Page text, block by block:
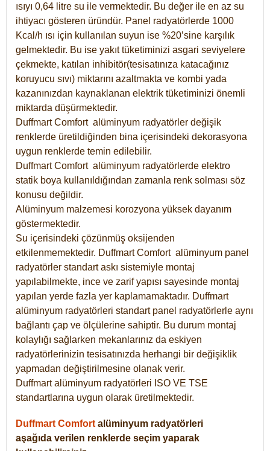
ısıyı 0,64 litre su ile vermektedir. Bu değer ile en az su
ihtiyacı gösteren üründür. Panel radyatörlerde 1000
Kcal/h ısı için kullanılan suyun ise %20’sine karşılık
gelmektedir. Bu ise yakıt tüketiminizi asgari seviyelere
çekmekte, katılan inhibitör(tesisatınıza katacağınız
koruyucu sıvı) miktarını azaltmakta ve kombi yada
kazanınızdan kaynaklanan elektrik tüketiminizi önemli
miktarda düşürmektedir.
Duffmart Comfort alüminyum radyatörler değişik
renklerde üretildiğinden bina içerisindeki dekorasyona
uygun renklerde temin edilebilir.
DuffmartComfort alüminyum radyatörlerde elektro
statik boya kullanıldığından zamanla renk solması söz
konusu değildir.
Alüminyum malzemesi korozyona yüksek dayanım
göstermektedir.
Su içerisindeki çözünmüş oksijenden
etkilenmemektedir. DuffmartComfort alüminyum panel
radyatörler standart askı sistemiyle montaj
yapılabilmekte, ince ve zarif yapısı sayesinde montaj
yapılan yerde fazla yer kaplamamaktadır. Duffmart
alüminyum radyatörleri standart panel radyatörlerle aynı
bağlantı çap ve ölçülerine sahiptir. Bu durum montaj
kolaylığı sağlarken mekanlarınız da eskiyen
radyatörlerinizin tesisatınızda herhangi bir değişiklik
yapmadan değiştirilmesine olanak verir.
Duffmart alüminyum radyatörleri ISO VE TSE
standartlarına uygun olarak üretilmektedir.
Duffmart Comfort alüminyum radyatörleri
aşağıda verilen renklerde seçim yaparak